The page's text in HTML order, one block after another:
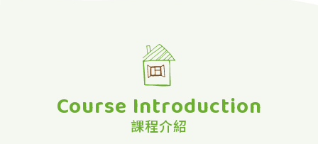
Course Introduction
課程介紹